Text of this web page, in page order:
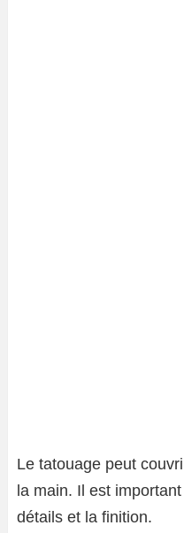
Le tatouage peut
la main. Il est
détails et la finition.